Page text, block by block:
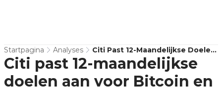
Startpagina Analyses
Citi Past 12-Maandelijkse Doelen
Aan Voor Bitcoin En Ethereum
Citi past 12-maandelijkse
doelen aan voor Bitcoin en